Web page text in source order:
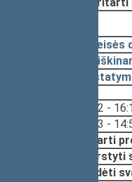
16:12 -
14:33 -
Pritarti
Svarstyti
Pradėti